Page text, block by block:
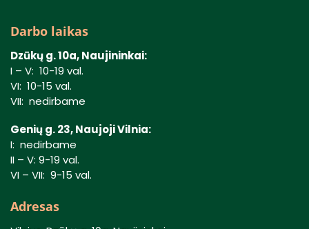
Darbo laikas
Dzūkų g. 10a, Naujininkai:
I – V: 10-19 val.
VI: 10-15 val.
VII: nedirbame
Genių g. 23, Naujoji Vilnia:
I: nedirbame
II – V: 9-19 val.
VI – VII: 9-15 val.
Adresas